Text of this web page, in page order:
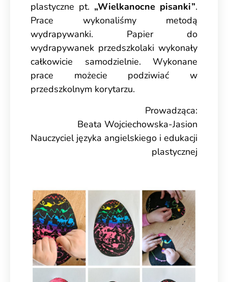
plastyczne pt. „Wielkanocne pisanki”.
Prace wykonaliśmy metodą
wydrapywanki. Papier do
wydrapywanek przedszkolaki wykonały
całkowicie samodzielnie. Wykonane
prace możecie podziwiać w
przedszkolnym korytarzu.
Prowadząca:
Beata Wojciechowska-Jasion
Nauczyciel języka angielskiego i edukacji
plastycznej